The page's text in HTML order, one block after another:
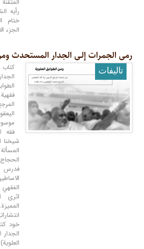
رأيه
ختام
الجزء
رمی الجمرات إلـى الجدار المستحدث
تالیفات
فقه
شيخنا
فدرس
اثرى
خود